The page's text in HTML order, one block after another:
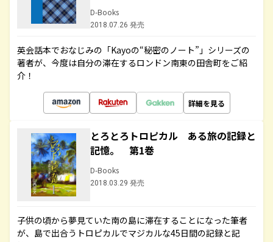
D-Books
2018.07.26 発売
英会話本でおなじみの「Kayoの“秘密のノート”」シリーズの
著者が、今度は自分の滞在するロンドン南東の田舎町をご紹
介！
詳細を見る
とろとろトロピカル ある旅の記録と
記憶。 第1巻
D-Books
2018.03.29 発売
子供の頃から夢見ていた南の島に滞在することになった筆者
が、島で出合うトロピカルでマジカルな45日間の記録と記